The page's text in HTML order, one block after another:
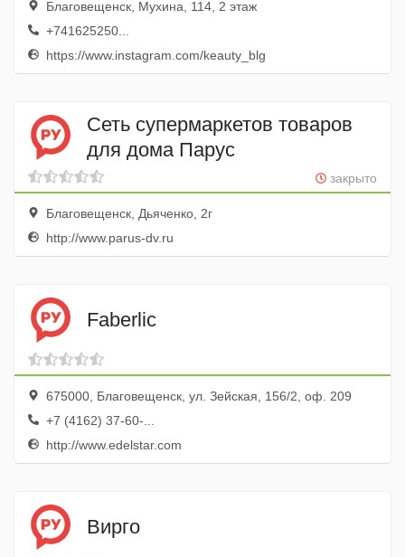
Благовещенск, Мухина, 114, 2 этаж
+741625250...
https://www.instagram.com/keauty_blg
Сеть супермаркетов товаров
для дома Парус
закрыто
Благовещенск, Дьяченко, 2г
http://www.parus-dv.ru
Faberlic
675000, Благовещенск, ул. Зейская, 156/2, оф. 209
+7 (4162) 37-60-...
http://www.edelstar.com
Вирго